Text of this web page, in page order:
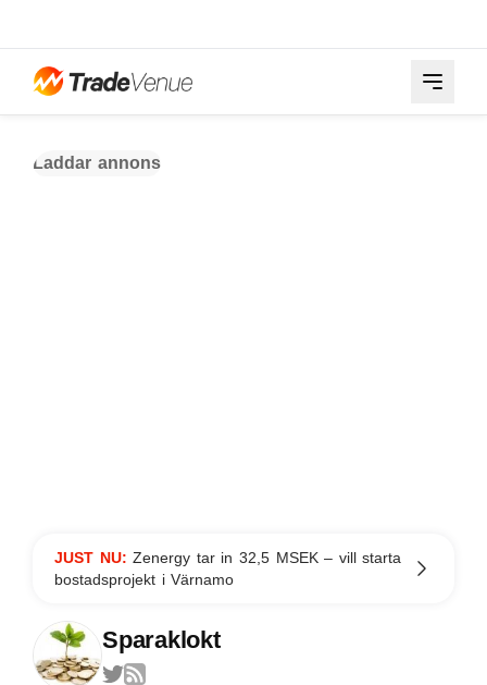
Laddar annons
JUST NU:Zenergy tar in 32,5 MSEK – vill starta
bostadsprojekt i Värnamo
Sparaklokt